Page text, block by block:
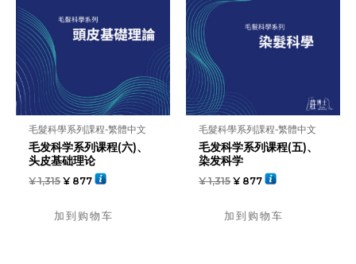
毛髮科學系列課程-繁體中文
毛发科学系列课程(六)、
头皮基础理论
¥1,315 ¥ 877
加到购物车
毛髮科學系列課程-繁體中文
毛发科学系列课程(五)、
染发科学
¥1,315 ¥ 877
加到购物车